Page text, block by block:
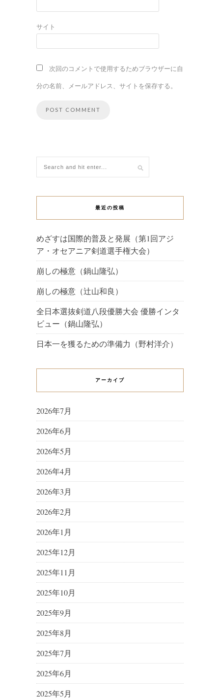
サイト
次回のコメントで使用するためブラウザーに自
分の名前、メールアドレス、サイトを保存する。
最近の投稿
めざすは国際的普及と発展（第1回アジ
ア・オセアニア剣道選手権大会）
崩しの極意（鍋山隆弘）
崩しの極意（辻山和良）
全日本選抜剣道八段優勝大会 優勝インタ
ビュー（鍋山隆弘）
日本一を獲るための準備力（野村洋介）
アーカイブ
2026年7月
2026年6月
2026年5月
2026年4月
2026年3月
2026年2月
2026年1月
2025年12月
2025年11月
2025年10月
2025年9月
2025年8月
2025年7月
2025年6月
2025年5月